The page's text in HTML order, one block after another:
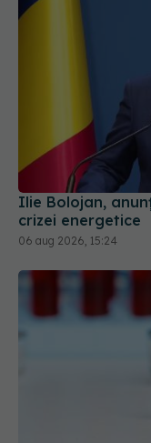
Ilie Bolojan,
crizei energetice
06 aug 2026, 15:24